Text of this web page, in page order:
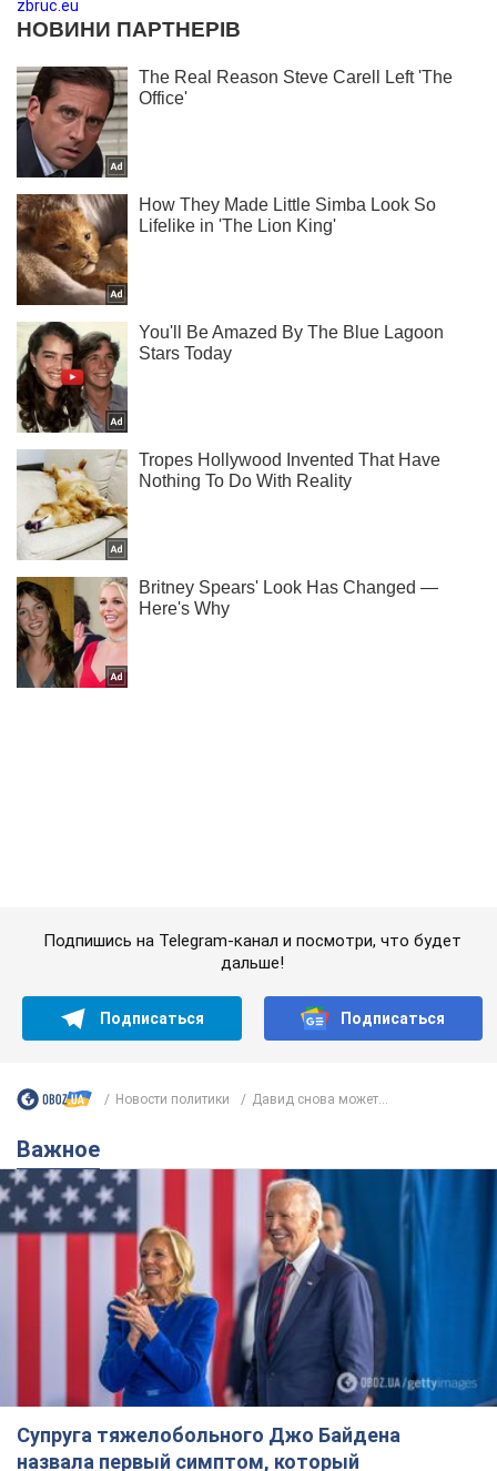
zbruc.eu
Важное
Супруга тяжелобольного Джо Байдена
назвала первый симптом, который
сигнализировал о его "агрессивном" раке
Сначала врачи не обратили на это должного внимания
6.08.2026 12:46 15,6 т.
Отпуск Леси Никитюк в Карпатах
обернулся скандалом: почему
ведущую несправедливо захейтили